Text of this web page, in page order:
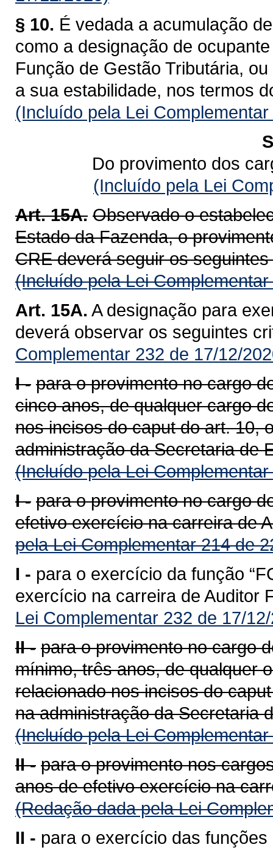
§ 10. É vedada a acumulação
como a designação de
Função de Gestão Tributária,
a sua estabilidade, nos termos
(Incluído pela Lei
Do provimento dos
(Incluído pela Lei
Art. 15A. Observado o
Estado da Fazenda, o
CRE deverá seguir os
(Incluído pela Lei
Art. 15A. A designação para
deverá observar os seguintes
Complementar 232 de 17/12/
I - para o provimento no cargo
cinco anos, de qualquer cargo
nos incisos do caput do art. 10,
administração da Secretaria de
(Incluído pela Lei
I - para o provimento no cargo
efetivo exercício na carreira de
pela Lei Complementar 214 de
I - para o exercício da função
exercício na carreira de Auditor
Lei Complementar 232 de 17/
II - para o provimento no cargo
mínimo, três anos, de qualquer
relacionado nos incisos do
na administração da Secretaria
(Incluído pela Lei
II - para o provimento nos
anos de efetivo exercício na
(Redação dada pela Lei
II - para o exercício das